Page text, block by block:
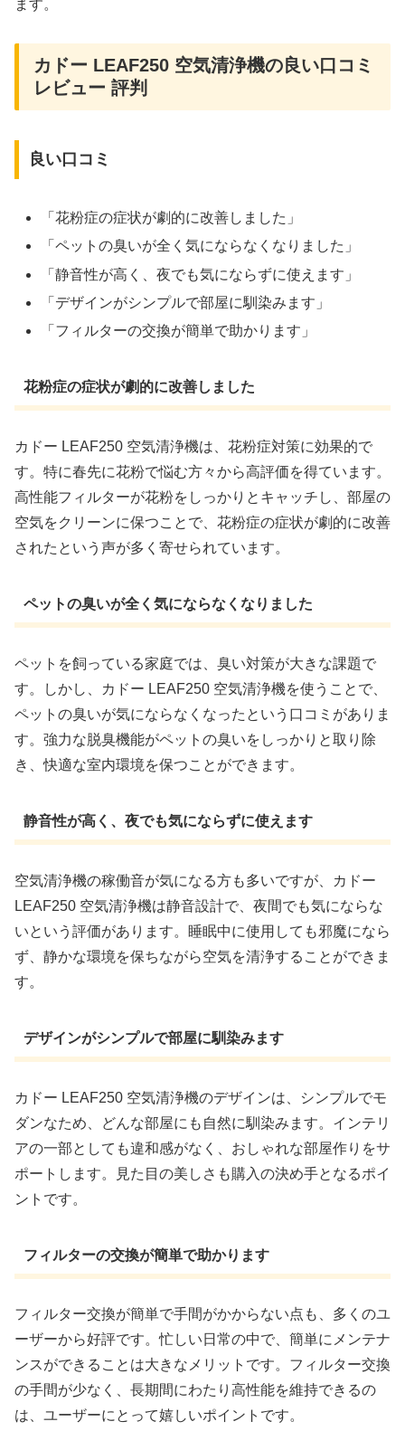
ます。
カドー LEAF250 空気清浄機の良い口コミ
レビュー 評判
良い口コミ
「花粉症の症状が劇的に改善しました」
「ペットの臭いが全く気にならなくなりました」
「静音性が高く、夜でも気にならずに使えます」
「デザインがシンプルで部屋に馴染みます」
「フィルターの交換が簡単で助かります」
花粉症の症状が劇的に改善しました
カドー LEAF250 空気清浄機は、花粉症対策に効果的で
す。特に春先に花粉で悩む方々から高評価を得ています。
高性能フィルターが花粉をしっかりとキャッチし、部屋の
空気をクリーンに保つことで、花粉症の症状が劇的に改善
されたという声が多く寄せられています。
ペットの臭いが全く気にならなくなりました
ペットを飼っている家庭では、臭い対策が大きな課題で
す。しかし、カドー LEAF250 空気清浄機を使うことで、
ペットの臭いが気にならなくなったという口コミがありま
す。強力な脱臭機能がペットの臭いをしっかりと取り除
き、快適な室内環境を保つことができます。
静音性が高く、夜でも気にならずに使えます
空気清浄機の稼働音が気になる方も多いですが、カドー
LEAF250 空気清浄機は静音設計で、夜間でも気にならな
いという評価があります。睡眠中に使用しても邪魔になら
ず、静かな環境を保ちながら空気を清浄することができま
す。
デザインがシンプルで部屋に馴染みます
カドー LEAF250 空気清浄機のデザインは、シンプルでモ
ダンなため、どんな部屋にも自然に馴染みます。インテリ
アの一部としても違和感がなく、おしゃれな部屋作りをサ
ポートします。見た目の美しさも購入の決め手となるポイ
ントです。
フィルターの交換が簡単で助かります
フィルター交換が簡単で手間がかからない点も、多くのユ
ーザーから好評です。忙しい日常の中で、簡単にメンテナ
ンスができることは大きなメリットです。フィルター交換
の手間が少なく、長期間にわたり高性能を維持できるの
は、ユーザーにとって嬉しいポイントです。